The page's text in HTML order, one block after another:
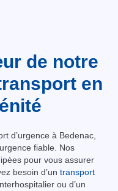
de notre
en
d’urgence à Bedenac,
fiable. Nos
pour vous assurer
besoin d’un transport
ou d’un